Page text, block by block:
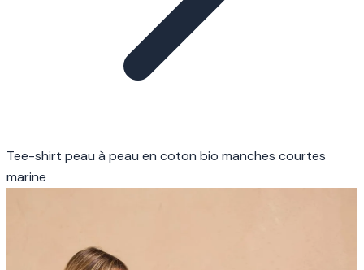
Tee-shirt peau à peau en coton bio manches courtes
marine